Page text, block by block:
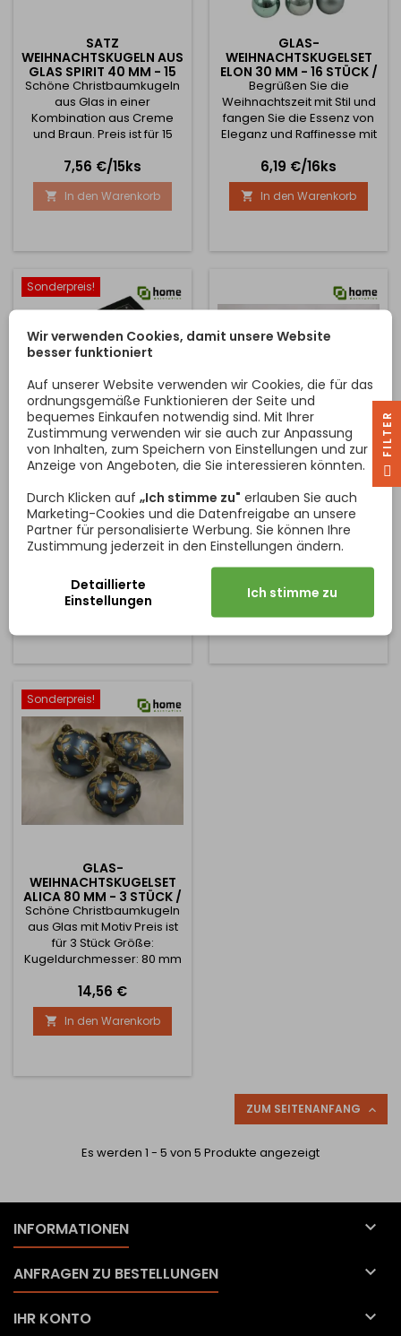
SATZ
WEIHNACHTSKUGELN AUS
GLAS SPIRIT 40 MM - 15
STÜCK / CREME BRAUN
Schöne Christbaumkugeln
aus Glas in einer
Kombination aus Creme
und Braun. Preis ist für 15
Preis
7,56 €/15ks
 In den Warenkorb
GLAS-
WEIHNACHTSKUGELSET
ELON 30 MM - 16 STÜCK /
PASTELLGRÜN
Begrüßen Sie die
Weihnachtszeit mit Stil und
fangen Sie die Essenz von
Eleganz und Raffinesse mit
Weihnachtskugel-Set ein.
Dieser Weihnachtsschmuck
ist nicht nur ein dekoratives
Accessoire, sondern ein
Ihren Baum in ein Fest der
verwandelt. Warum
verdienen sie es, Teil Ihrer...
Preis
6,19 €/16ks
 In den Warenkorb
Sonderpreis!
GLAS-
WEIHNACHTSKUGELSET
STÜCK / SCHWARZ
Wunderschöne
Christbaumkugeln aus Glas
in Kombination von matt
und glänzend Preis ist für 12
Preis
8,51 €/12ks
In den Warenkorb
SATZ
WEIHNACHTSKUGELN AUS
STÜCK / BLAU
Schöne Christbaumkugeln
aus Glas mit Motiv Preis ist
für 3 Stück Größe:
Kugeldurchmesser: 100 cm
Sonderpreis!
GLAS-
WEIHNACHTSKUGELSET
ALICA 80 MM - 3 STÜCK /
BLAU
Schöne Christbaumkugeln
aus Glas mit Motiv Preis ist
für 3 Stück Größe:
Kugeldurchmesser: 80 mm
70 mm Durchmesser des
Beckens: 80 mm
Preis
14,56 €
 In den Warenkorb
ZUM SEITENANFANG 
Es werden 1 - 5 von 5 Produkte angezeigt
INFORMATIONEN 
ANFRAGEN ZU BESTELLUNGEN 
IHR KONTO 
Wir verwenden Cookies, damit unsere Website
besser funktioniert
Auf unserer Website verwenden wir Cookies, die für das
ordnungsgemäße Funktionieren der Seite und
bequemes Einkaufen notwendig sind. Mit Ihrer
Zustimmung verwenden wir sie auch zur Anpassung
von Inhalten, zum Speichern von Einstellungen und zur
Anzeige von Angeboten, die Sie interessieren könnten.
Durch Klicken auf „Ich stimme zu" erlauben Sie auch
Marketing-Cookies und die Datenfreigabe an unsere
Partner für personalisierte Werbung. Sie können Ihre
Zustimmung jederzeit in den Einstellungen ändern.
Detaillierte
Einstellungen
Ich stimme zu
R